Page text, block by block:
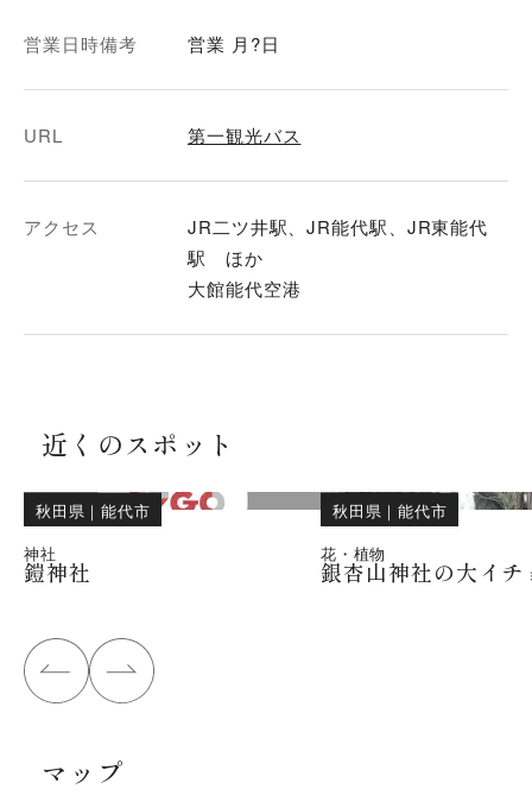
営業日時備考 営業 月?日
URL 第一観光バス
アクセス
JR二ツ井駅、JR能代駅、JR東能代
駅 ほか
大館能代空港
近くのスポット
秋田県 ｜能代市
神社
鎧神社
秋田県 ｜能代市
花・植物
銀杏山神社の大イチ
マップ